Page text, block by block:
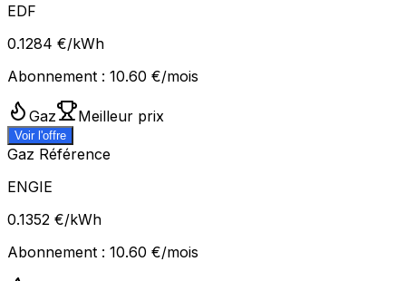
EDF
0.1284 €/kWh
Abonnement : 10.60 €/mois
Gaz Meilleur prix
Voir l'offre
Gaz Référence
ENGIE
0.1352 €/kWh
Abonnement : 10.60 €/mois